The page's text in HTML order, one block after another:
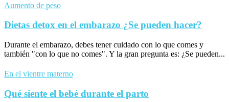
Aumento de peso
Dietas detox en el embarazo ¿Se pueden hacer?
Durante el embarazo, debes tener cuidado con lo que comes y
también "con lo que no comes". Y la gran pregunta es: ¿Se pueden...
En el vientre materno
Qué siente el bebé durante el parto